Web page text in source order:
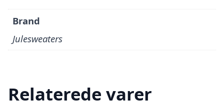
Brand
Julesweaters
Relaterede varer